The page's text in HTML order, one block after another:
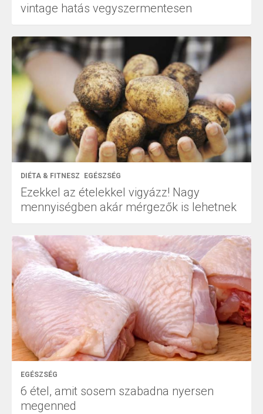
vintage hatás vegyszermentesen
DIÉTA & FITNESZ EGÉSZSÉG
Ezekkel az ételekkel vigyázz! Nagy
mennyiségben akár mérgezők is lehetnek
EGÉSZSÉG
6 étel, amit sosem szabadna nyersen
megenned